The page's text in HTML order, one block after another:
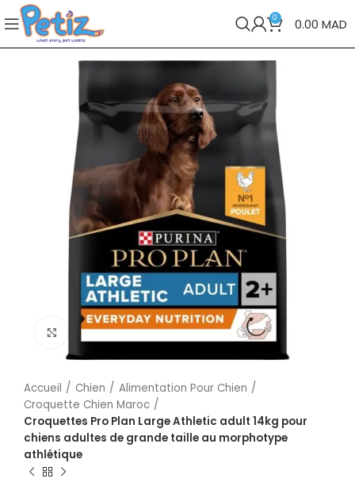
0 0.00 MAD
Cliquez pour agrandir
Accueil Chien
Alimentation Pour Chien
Croquette Chien Maroc
Croquettes Pro Plan Large Athletic adult 14kg pour
chiens adultes de grande taille au morphotype
athlétique